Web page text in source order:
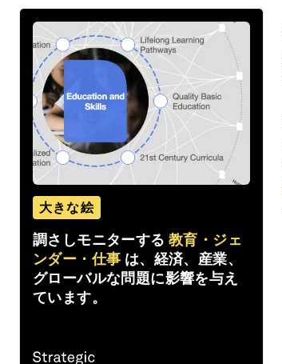
大きな絵
調さしモニターする 教育・ジェ
ンダー・仕事 は、経済、産業、
グローバルな問題に影響を与え
ています。